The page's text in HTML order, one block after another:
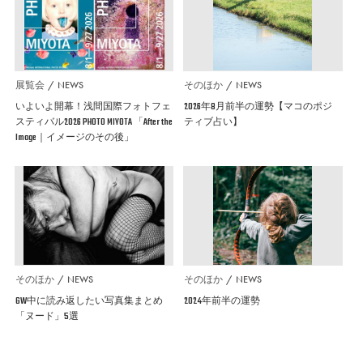
展覧会 NEWS
いよいよ開幕！浅間国際フォトフェ
スティバル2026 PHOTO MIYOTA 「After the
Image｜イメージのその後」
そのほか NEWS
2026年8月前半の運勢【マコのポジ
ティブ占い】
そのほか NEWS
GW中に読み返したい写真集まとめ
「ヌード」5選
そのほか NEWS
2024年前半の運勢